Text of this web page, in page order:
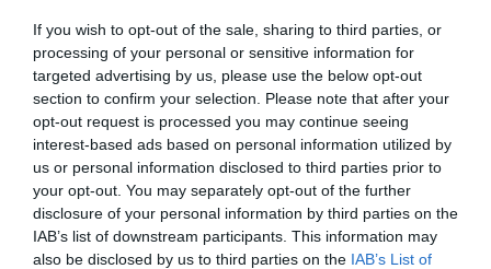
If you wish to opt-out of the sale, sharing to third parties, or
processing of your personal or sensitive information for
targeted advertising by us, please use the below opt-out
section to confirm your selection. Please note that after your
opt-out request is processed you may continue seeing
interest-based ads based on personal information utilized by
us or personal information disclosed to third parties prior to
your opt-out. You may separately opt-out of the further
disclosure of your personal information by third parties on the
IAB’s list of downstream participants. This information may
also be disclosed by us to third parties on the IAB’s List of